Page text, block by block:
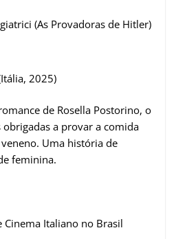
(As Provadoras de Hitler)
2025)
de Rosella Postorino, o
a provar a comida
Uma história de
feminina.
Cinema Italiano no Brasil